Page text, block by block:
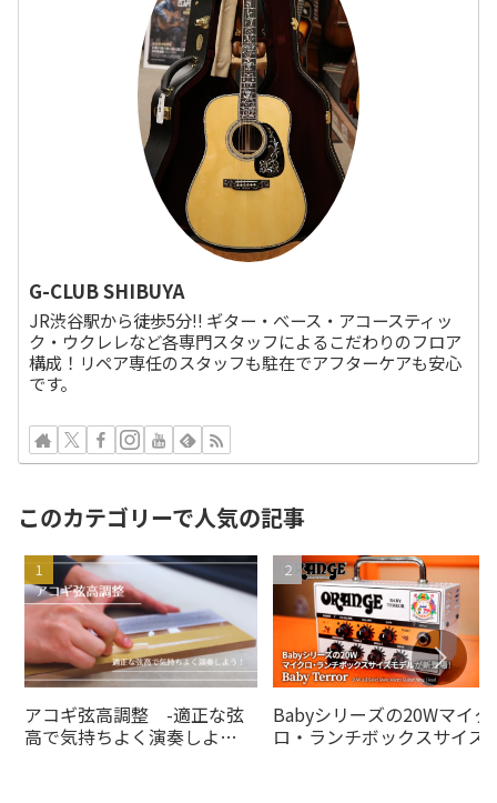
G-CLUB SHIBUYA
JR渋谷駅から徒歩5分!! ギター・べース・アコースティッ
ク・ウクレレなど各専門スタッフによるこだわりのフロア
構成！リペア専任のスタッフも駐在でアフターケアも安心
です。
このカテゴリーで人気の記事
アコギ弦高調整 -適正な弦
高で気持ちよく演奏しよ
Babyシリーズの20Wマイク
ロ・ランチボックスサイズ